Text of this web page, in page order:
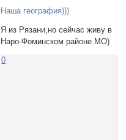
Наша география)))
Я из Рязани,но сейчас живу в
Наро-Фоминском районе МО)
0